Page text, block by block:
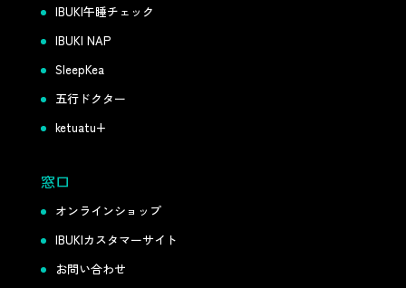
IBUKI午睡チェック
IBUKI NAP
SleepKea
五行ドクター
ketuatu+
窓口
オンラインショップ
IBUKIカスタマーサイト
お問い合わせ